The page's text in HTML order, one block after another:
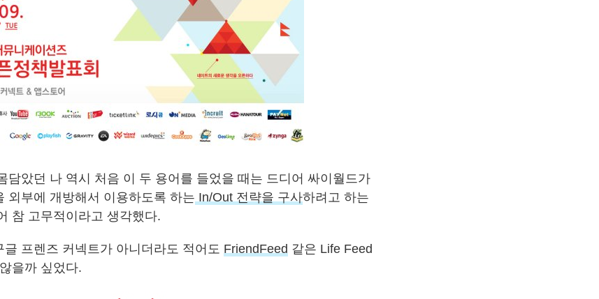
담았던 나 역시 처음 이 두 용어를 들었을 때는 드디어 싸이월드가
외부에 개방해서 이용하도록 하는 In/Out 전략을 구사하려고 하는
참 고무적이라고 생각했다.
프렌즈 커넥트가 아니더라도 적어도 FriendFeed 같은 Life Feed
을까 싶었다.